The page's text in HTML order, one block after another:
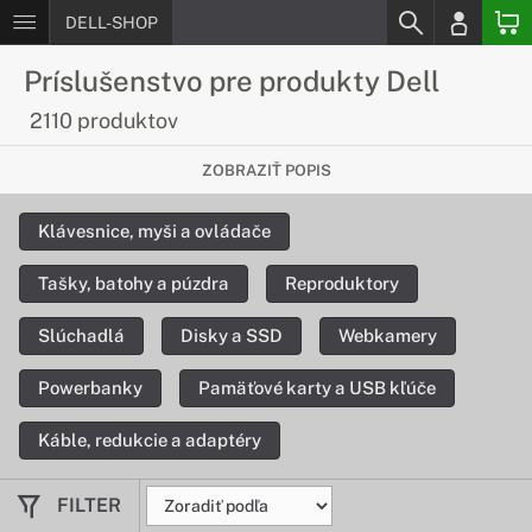
DELL-SHOP
Príslušenstvo pre produkty Dell
2110 produktov
Tašky, batohy a púzdra na tablety a
notebooky
Prenášajte svoje DELL zariadenie
jednoducho a s ľahkosťou
Potrebujete svoj notebook alebo tablet pohodlne a bezpečne
prenášať? V tom prípade sa Vám budú skvele hodiť tašky a
puzdrá, ktoré nájdete v našej ponuke.
Klávesnice, myši a ovládače
Rozlúčte sa s nepohodlným a nepraktickým
ovládaním svojho zariadenia
ZOBRAZIŤ POPIS
Klávesnice, myši a ovládače
Tašky, batohy a púzdra Reproduktory
Slúchadlá Disky a SSD Webkamery
Powerbanky Pamäťové karty a USB kľúče
Káble, redukcie a adaptéry
FILTER